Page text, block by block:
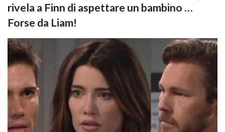
rivela a Finn di aspettare un bambino …
Forse da Liam!